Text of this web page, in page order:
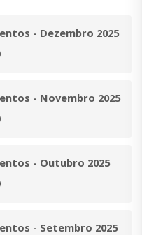
- Dezembro 2025
- Novembro 2025
- Outubro 2025
- Setembro 2025